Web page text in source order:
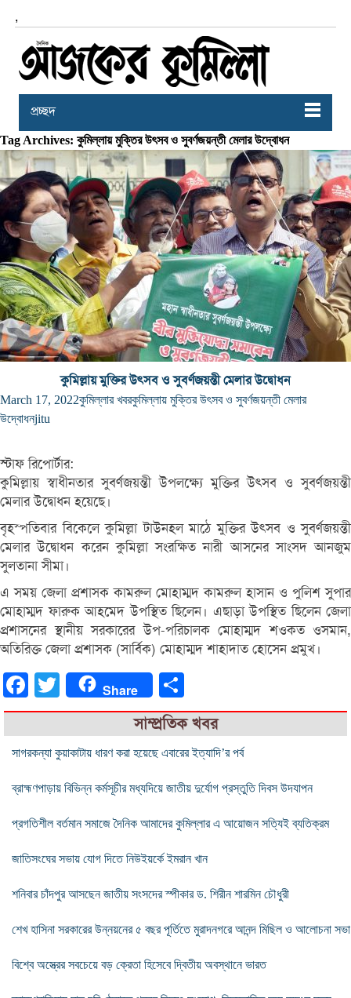
,
প্রচ্ছদ
Tag Archives: কুমিল্লায় মুক্তির উৎসব ও সুবর্ণজয়ন্তী মেলার উদ্বোধন
কুমিল্লায় মুক্তির উৎসব ও সুবর্ণজয়ন্তী মেলার উদ্বোধন
March 17, 2022কুমিল্লার খবরকুমিল্লায় মুক্তির উৎসব ও সুবর্ণজয়ন্তী মেলার
উদ্বোধনjitu
স্টাফ রিপোর্টার:
কুমিল্লায় স্বাধীনতার সুবর্ণজয়ন্তী উপলক্ষ্যে মুক্তির উৎসব ও সুবর্ণজয়ন্তী
মেলার উদ্বোধন হয়েছে।
বৃহস্পতিবার বিকেলে কুমিল্লা টাউনহল মাঠে মুক্তির উৎসব ও সুবর্ণজয়ন্তী
মেলার উদ্বোধন করেন কুমিল্লা সংরক্ষিত নারী আসনের সাংসদ আনজুম
সুলতানা সীমা।
এ সময় জেলা প্রশাসক কামরুল মোহাম্মদ কামরুল হাসান ও পুলিশ সুপার
মোহাম্মদ ফারুক আহমেদ উপস্থিত ছিলেন। এছাড়া উপস্থিত ছিলেন জেলা
প্রশাসনের স্থানীয় সরকারের উপ-পরিচালক মোহাম্মদ শওকত ওসমান,
অতিরিক্ত জেলা প্রশাসক (সার্বিক) মোহাম্মদ শাহাদাত হোসেন প্রমুখ।
FacebookTwitter Share
সাম্প্রতিক খবর
সাগরকন্যা কুয়াকাটায় ধারণ করা হয়েছে এবারের ইত্যাদি’র পর্ব
ব্রাহ্মণপাড়ায় বিভিন্ন কর্মসূচীর মধ্যদিয়ে জাতীয় দুর্যোগ প্রস্তুতি দিবস উদযাপন
প্রগতিশীল বর্তমান সমাজে দৈনিক আমাদের কুমিল্লার এ আয়োজন সত্যিই ব্যতিক্রম
জাতিসংঘের সভায় যোগ দিতে নিউইয়র্কে ইমরান খান
শনিবার চাঁদপুর আসছেন জাতীয় সংসদের স্পীকার ড. শিরীন শারমিন চৌধুরী
শেখ হাসিনা সরকারের উন্নয়নের ৫ বছর পূর্তিতে মুরাদনগরে আনন্দ মিছিল ও আলোচনা সভা
বিশ্বে অস্ত্রের সবচেয়ে বড় ক্রেতা হিসেবে দ্বিতীয় অবস্থানে ভারত